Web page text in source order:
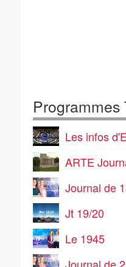
Les infos
ARTE
Journal de
Jt 19/20
Le 1945